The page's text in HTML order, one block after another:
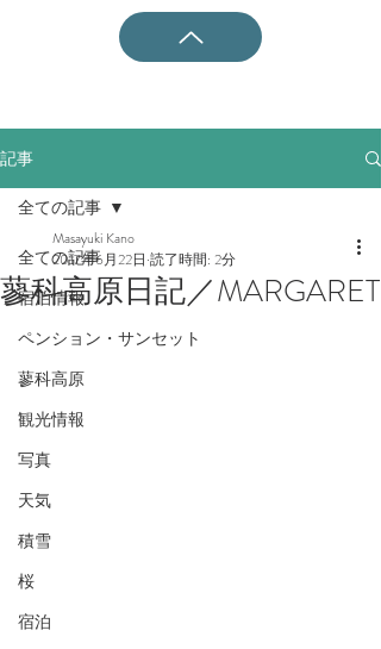
記事
全ての記事
宿泊情報
ペンション・サンセット
蓼科高原
観光情報
写真
天気
積雪
桜
宿泊
全ての記事
蓼科高原日記／MARGARET
Masayuki Kano
2017年6月22日 読了時間: 2分